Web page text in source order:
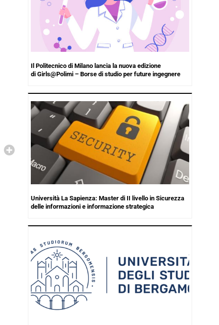
Il Politecnico di Milano lancia la nuova edizione
di Girls@Polimi – Borse di studio per future ingegnere
Università La Sapienza: Master di II livello in Sicurezza
delle informazioni e informazione strategica